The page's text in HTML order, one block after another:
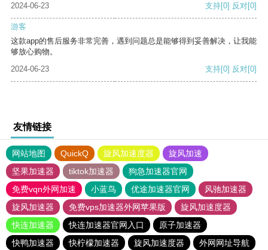
2024-06-23 支持[0] 反对[0]
游客
这款app的售后服务非常完善，遇到问题总是能够得到妥善解决，让我能
够放心购物。
2024-06-23
支持[0] 反对[0]
友情链接
网站地图 QuickQ 旋风加速度器
旋风加速
坚果加速器
tiktok加速器
狗急加速器官网
免费vqn外网加速
小蓝鸟 优途加速器官网
风驰加速器
旋风加速器
免费vps加速器外网苹果版
旋风加速度器
快连加速器
快连加速器官网入口
原子加速器
快鸭加速器
快柠檬加速器 旋风加速度器 外网网址导航